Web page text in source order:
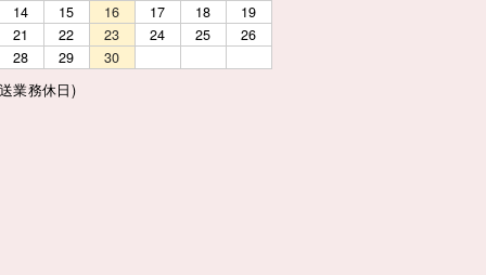
14
15 16 17 18
19
21
22 23 24 25
26
28
29
30
業務休日)